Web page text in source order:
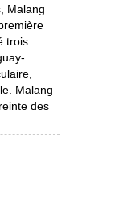
Malang
trois
Malang
des